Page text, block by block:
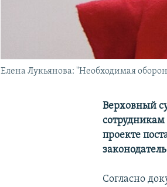
Елена Лукьянова: "Необходимая
Верховный
проекте
Согласно